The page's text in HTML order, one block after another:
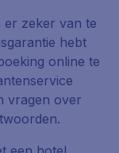
er zeker van te
hebt
online te
vragen over